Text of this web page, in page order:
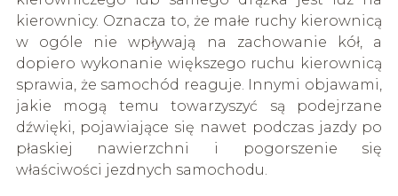
kierownicy. Oznacza to, że małe ruchy kierownicą
w ogóle nie wpływają na zachowanie kół, a
dopiero wykonanie większego ruchu kierownicą
sprawia, że samochód reaguje. Innymi objawami,
jakie mogą temu towarzyszyć są podejrzane
dźwięki, pojawiające się nawet podczas jazdy po
płaskiej nawierzchni i pogorszenie się
właściwości jezdnych samochodu.